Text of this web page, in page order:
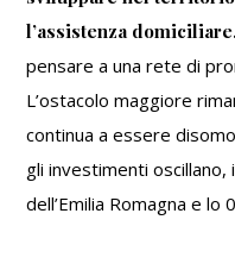
l’assistenza
pensare a una rete di
L’ostacolo maggiore
continua a essere
gli investimenti
dell’Emilia Romagna e lo